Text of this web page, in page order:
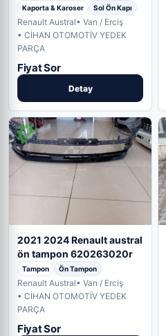
Kaporta & Karoser Sol Ön Kapı
Renault Austral• Van / Erciş
• CİHAN OTOMOTİV YEDEK
PARÇA
Fiyat Sor
Detay
2021 2024 Renault austral
ön tampon 620263020r
Tampon Ön Tampon
Renault Austral• Van / Erciş
• CİHAN OTOMOTİV YEDEK
PARÇA
Fiyat Sor